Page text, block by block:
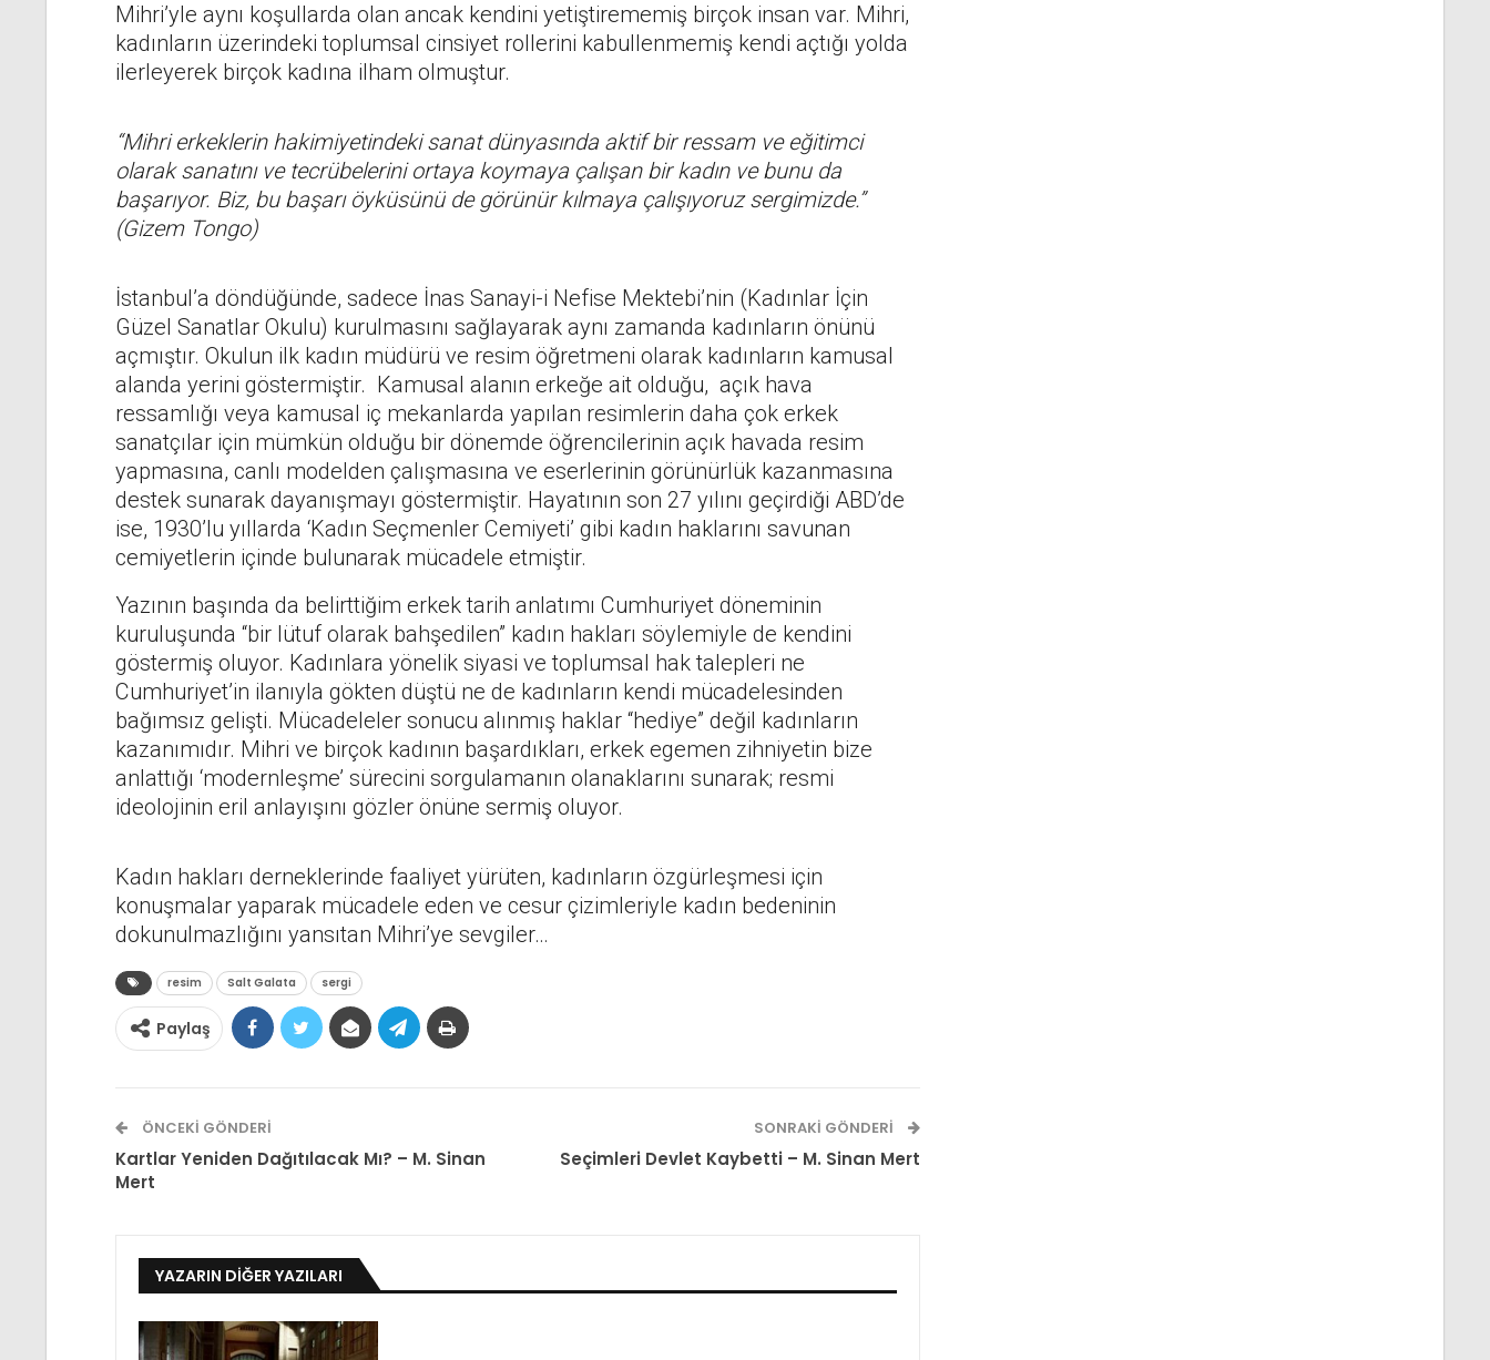
Mihri’yle aynı koşullarda olan ancak kendini yetiştirememiş birçok insan var. Mihri,
kadınların üzerindeki toplumsal cinsiyet rollerini kabullenmemiş kendi açtığı yolda
ilerleyerek birçok kadına ilham olmuştur.
“Mihri erkeklerin hakimiyetindeki sanat dünyasında aktif bir ressam ve eğitimci
olarak sanatını ve tecrübelerini ortaya koymaya çalışan bir kadın ve bunu da
başarıyor. Biz, bu başarı öyküsünü de görünür kılmaya çalışıyoruz sergimizde.”
(Gizem Tongo)
İstanbul’a döndüğünde, sadece İnas Sanayi-i Nefise Mektebi’nin (Kadınlar İçin
Güzel Sanatlar Okulu) kurulmasını sağlayarak aynı zamanda kadınların önünü
açmıştır. Okulun ilk kadın müdürü ve resim öğretmeni olarak kadınların kamusal
alanda yerini göstermiştir. Kamusal alanın erkeğe ait olduğu, açık hava
ressamlığı veya kamusal iç mekanlarda yapılan resimlerin daha çok erkek
sanatçılar için mümkün olduğu bir dönemde öğrencilerinin açık havada resim
yapmasına, canlı modelden çalışmasına ve eserlerinin görünürlük kazanmasına
destek sunarak dayanışmayı göstermiştir. Hayatının son 27 yılını geçirdiği ABD’de
ise, 1930’lu yıllarda ‘Kadın Seçmenler Cemiyeti’ gibi kadın haklarını savunan
cemiyetlerin içinde bulunarak mücadele etmiştir.
Yazının başında da belirttiğim erkek tarih anlatımı Cumhuriyet döneminin
kuruluşunda “bir lütuf olarak bahşedilen” kadın hakları söylemiyle de kendini
göstermiş oluyor. Kadınlara yönelik siyasi ve toplumsal hak talepleri ne
Cumhuriyet’in ilanıyla gökten düştü ne de kadınların kendi mücadelesinden
bağımsız gelişti. Mücadeleler sonucu alınmış haklar “hediye” değil kadınların
kazanımıdır. Mihri ve birçok kadının başardıkları, erkek egemen zihniyetin bize
anlattığı ‘modernleşme’ sürecini sorgulamanın olanaklarını sunarak; resmi
ideolojinin eril anlayışını gözler önüne sermiş oluyor.
Kadın hakları derneklerinde faaliyet yürüten, kadınların özgürleşmesi için
konuşmalar yaparak mücadele eden ve cesur çizimleriyle kadın bedeninin
dokunulmazlığını yansıtan Mihri’ye sevgiler…
resim Salt Galata sergi
Paylaş
ÖNCEKI GÖNDERI
Kartlar Yeniden Dağıtılacak Mı? – M. Sinan
Mert
SONRAKI GÖNDERI
Seçimleri Devlet Kaybetti – M. Sinan Mert
YAZARIN DIĞER YAZILARI